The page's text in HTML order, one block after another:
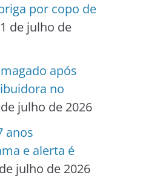
por copo de
de julho de
após
no
julho de 2026
anos
e alerta é
julho de 2026